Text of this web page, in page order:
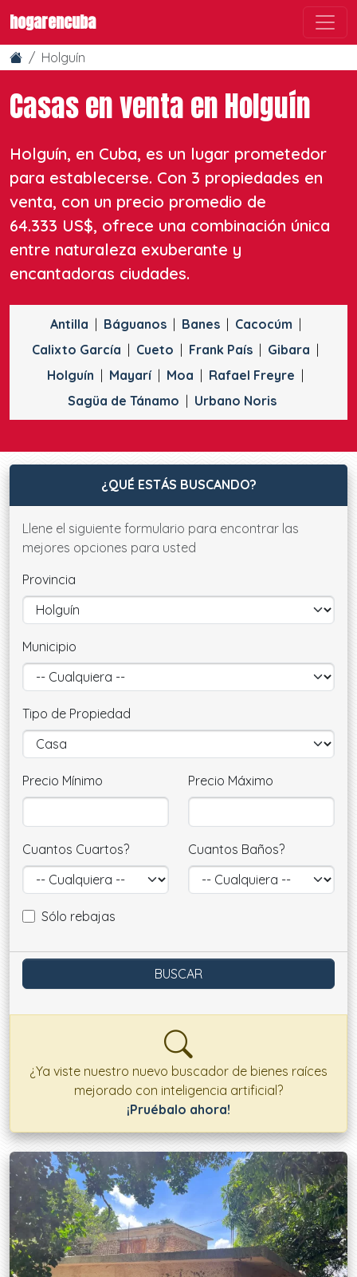
hogarencuba
Holguín
Casas en venta en Holguín
Holguín, en Cuba, es un lugar prometedor
para establecerse. Con 3 propiedades en
venta, con un precio promedio de
64.333 US$, ofrece una combinación única
entre naturaleza exuberante y
encantadoras ciudades.
Antilla Báguanos Banes
Cacocúm
Calixto García
Cueto Frank País
Gibara
Holguín
Mayarí Moa
Rafael Freyre
Sagüa de Tánamo
Urbano Noris
¿QUÉ ESTÁS BUSCANDO?
Llene el siguiente formulario para encontrar las
mejores opciones para usted
Provincia
Municipio
Tipo de Propiedad
Precio Mínimo Precio Máximo
Cuantos Cuartos? Cuantos Baños?
Sólo rebajas
¿Ya viste nuestro nuevo buscador de bienes raíces
mejorado con inteligencia artificial?
¡Pruébalo ahora!
Ofertas disponibles